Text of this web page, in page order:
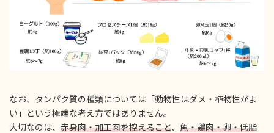
なお、タンパク質の種類については「動物性はダメ・植物性がよ
い」という極端な考え方ではありません。
大切なのは、 赤身肉・加工肉を控えること、 魚・鶏肉・卵・低脂